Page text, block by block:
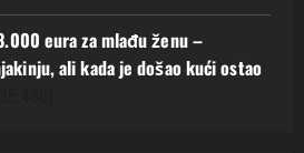
eura za mlađu ženu –
ali kada je došao kući ostao